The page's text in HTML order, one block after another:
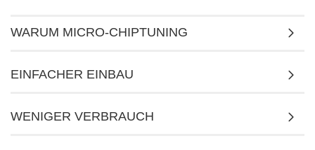
WARUM MICRO-CHIPTUNING
EINFACHER EINBAU
WENIGER VERBRAUCH